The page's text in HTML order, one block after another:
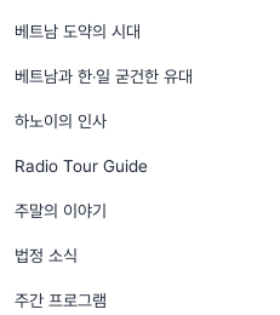
베트남 도약의 시대
베트남과 한‧일 굳건한 유대
하노이의 인사
Radio Tour Guide
주말의 이야기
법정 소식
주간 프로그램